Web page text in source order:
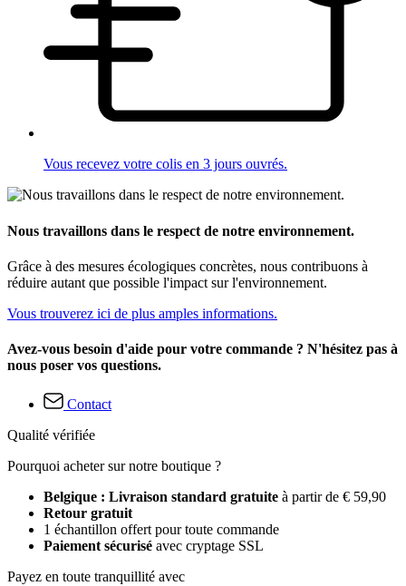
Vous recevez votre colis en 3 jours ouvrés.
Nous travaillons dans le respect de notre environnement.
Grâce à des mesures écologiques concrètes, nous contribuons à
réduire autant que possible l'impact sur l'environnement.
Vous trouverez ici de plus amples informations.
Avez-vous besoin d'aide pour votre commande ? N'hésitez pas à
nous poser vos questions.
Contact
Qualité vérifiée
Pourquoi acheter sur notre boutique ?
Belgique : Livraison standard gratuite à partir de € 59,90
Retour gratuit
1 échantillon offert pour toute commande
Paiement sécurisé avec cryptage SSL
Payez en toute tranquillité avec